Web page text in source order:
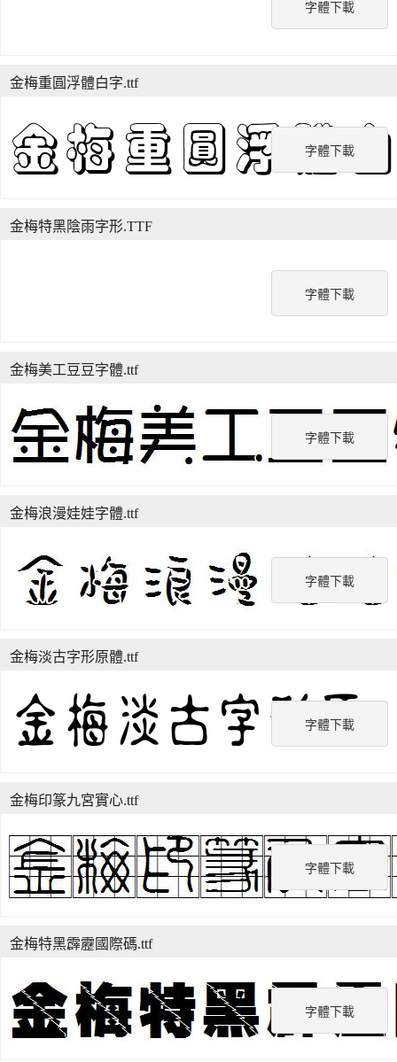
字體下載
字體下載
金梅重圓浮體白字.ttf
字體下載
金梅特黑陰雨字形.TTF
字體下載
金梅美工豆豆字體.ttf
字體下載
金梅浪漫娃娃字體.ttf
字體下載
金梅淡古字形原體.ttf
字體下載
金梅印篆九宮實心.ttf
字體下載
金梅特黑霹靂國際碼.ttf